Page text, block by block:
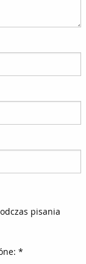
pisania
*